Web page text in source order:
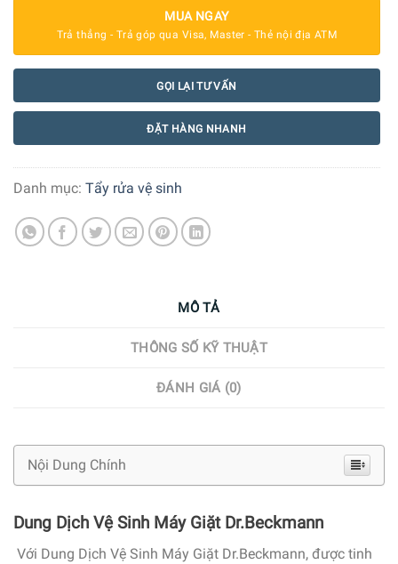
MUA NGAY
Trả thẳng - Trả góp qua Visa, Master - Thẻ nội địa ATM
GỌI LẠI TƯ VẤN
ĐẶT HÀNG NHANH
Danh mục: Tẩy rửa vệ sinh
MÔ TẢ
THÔNG SỐ KỸ THUẬT
ĐÁNH GIÁ (0)
Nội Dung Chính
Dung Dịch Vệ Sinh Máy Giặt Dr.Beckmann
Với Dung Dịch Vệ Sinh Máy Giặt Dr.Beckmann, được tinh